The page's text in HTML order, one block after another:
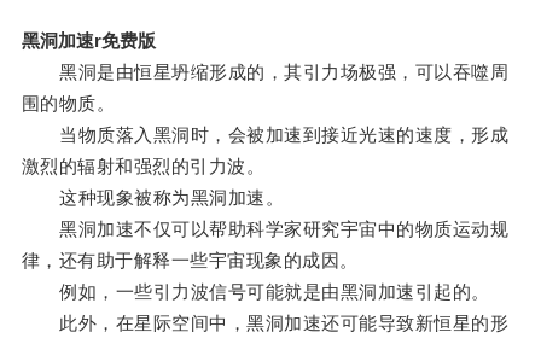
黑洞加速r免费版
黑洞是由恒星坍缩形成的，其引力场极强，可以吞噬周
围的物质。
当物质落入黑洞时，会被加速到接近光速的速度，形成
激烈的辐射和强烈的引力波。
这种现象被称为黑洞加速。
黑洞加速不仅可以帮助科学家研究宇宙中的物质运动规
律，还有助于解释一些宇宙现象的成因。
例如，一些引力波信号可能就是由黑洞加速引起的。
此外，在星际空间中，黑洞加速还可能导致新恒星的形